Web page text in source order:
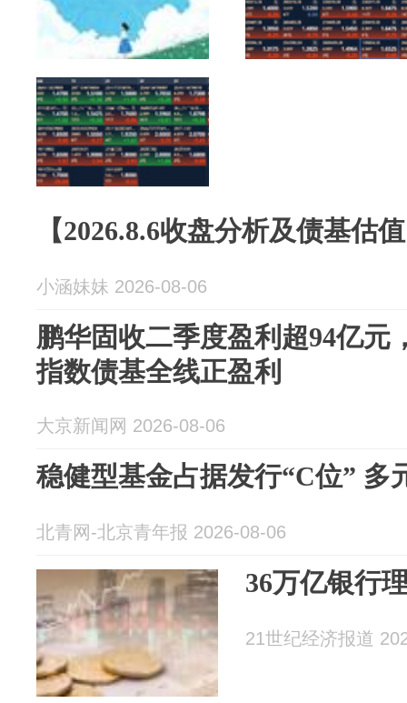
【2026.8.6收盘分析及债基估
小涵妹妹 2026-08-06
鹏华固收二季度盈利超94亿元
指数债基全线正盈利
大京新闻网 2026-08-06
稳健型基金占据发行“C位” 多
北青网-北京青年报 2026-08-06
36万亿银行
21世纪经济报道